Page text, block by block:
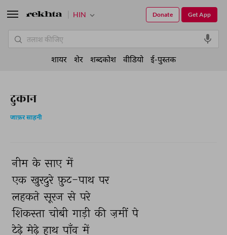
दुकान
जाफ़र साहनी
नीम के साए में
एक खुरदुरे फ़ुट-पाथ पर
लहकते सूरज से परे
शिकस्ता चोबी गाड़ी की ज़मीं पे
टेढ़े मेढ़े हाथ पाँव में
HIN Get App
Donate
शायर शेर शब्दकोश वीडियो ई-पुस्तक